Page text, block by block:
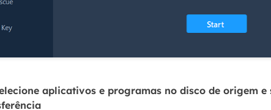
aplicativos e programas no disco de origem e